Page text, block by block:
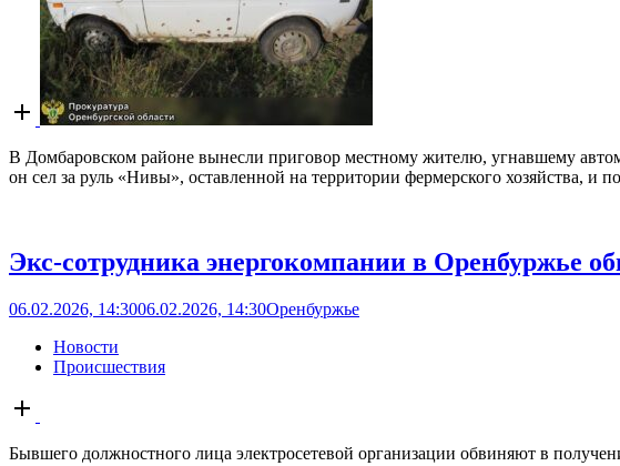
В Домбаровском районе вынесли приговор местному жителю, угнавшему
он сел за руль «Нивы», оставленной на территории фермерского хозяйства, и
Экс-сотрудника энергокомпании в Оренбуржье
06.02.2026, 14:3006.02.2026, 14:30Оренбуржье
Новости
Происшествия
Open
post
Бывшего должностного лица электросетевой организации обвиняют в